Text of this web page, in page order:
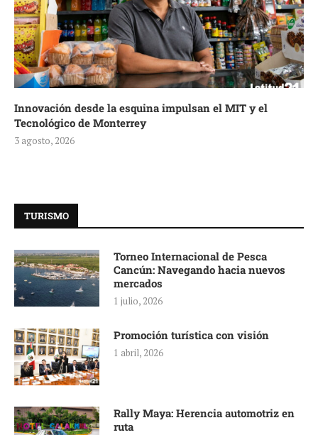
Innovación desde la esquina impulsan el MIT y el
Tecnológico de Monterrey
3 agosto, 2026
TURISMO
Torneo Internacional de Pesca
Cancún: Navegando hacia nuevos
mercados
1 julio, 2026
Promoción turística con visión
1 abril, 2026
Rally Maya: Herencia automotriz en
ruta